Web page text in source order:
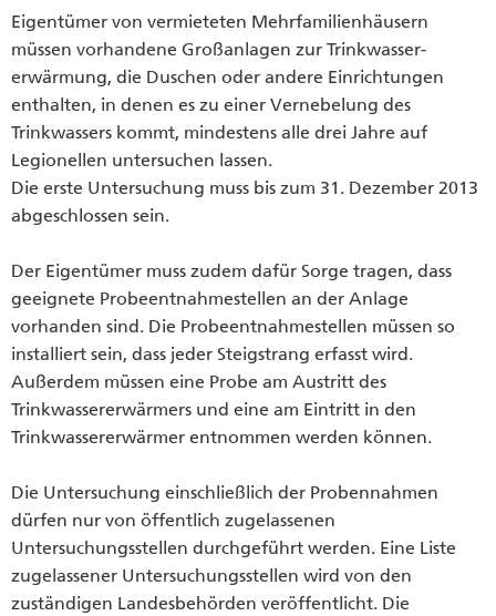
Eigentümer von vermieteten Mehrfamilienhäusern
müssen vorhandene Großanlagen zur Trinkwasser-
erwärmung, die Duschen oder andere Einrichtungen
enthalten, in denen es zu einer Vernebelung des
Trinkwassers kommt, mindestens alle drei Jahre auf
Legionellen untersuchen lassen.
Die erste Untersuchung muss bis zum 31. Dezember 2013
abgeschlossen sein.
Der Eigentümer muss zudem dafür Sorge tragen, dass
geeignete Probeentnahmestellen an der Anlage
vorhanden sind. Die Probeentnahmestellen müssen so
installiert sein, dass jeder Steigstrang erfasst wird.
Außerdem müssen eine Probe am Austritt des
Trinkwassererwärmers und eine am Eintritt in den
Trinkwassererwärmer entnommen werden können.
Die Untersuchung einschließlich der Probennahmen
dürfen nur von öffentlich zugelassenen
Untersuchungsstellen durchgeführt werden. Eine Liste
zugelassener Untersuchungsstellen wird von den
zuständigen Landesbehörden veröffentlicht. Die